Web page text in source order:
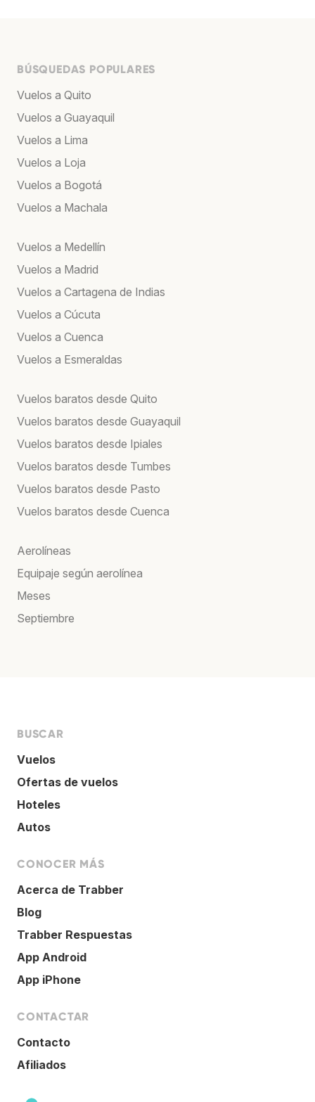
BÚSQUEDAS POPULARES
Vuelos a Quito
Vuelos a Guayaquil
Vuelos a Lima
Vuelos a Loja
Vuelos a Bogotá
Vuelos a Machala
Vuelos a Medellín
Vuelos a Madrid
Vuelos a Cartagena de Indias
Vuelos a Cúcuta
Vuelos a Cuenca
Vuelos a Esmeraldas
Vuelos baratos desde Quito
Vuelos baratos desde Guayaquil
Vuelos baratos desde Ipiales
Vuelos baratos desde Tumbes
Vuelos baratos desde Pasto
Vuelos baratos desde Cuenca
Aerolíneas
Equipaje según aerolínea
Meses
Septiembre
BUSCAR
Vuelos
Ofertas de vuelos
Hoteles
Autos
CONOCER MÁS
Acerca de Trabber
Blog
Trabber Respuestas
App Android
App iPhone
CONTACTAR
Contacto
Afiliados